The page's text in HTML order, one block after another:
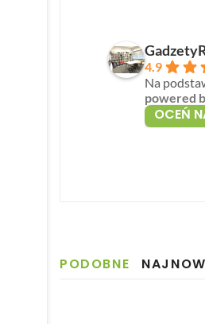
4.9
Na
powered
OCEŃ
PODOBNE